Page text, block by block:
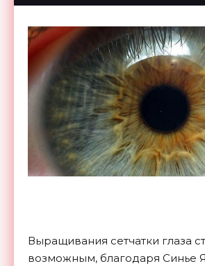
Выращивания сетчатки глаза
возможным, благодаря Синье